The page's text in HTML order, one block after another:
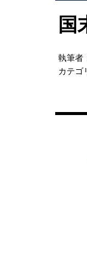
国
執筆者
カテゴ